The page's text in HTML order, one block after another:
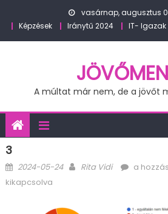
vasárnap, augusztus
Képzések
Iránytű 2024 IT-
A múltat már nem, de a jövőt
3
Posted
on
2024-05-24 Author
Rita Vidi
3a
kikapcsolva